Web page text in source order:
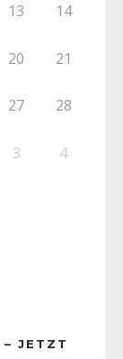
13 14
20 21
27 28
3 4
– JETZT